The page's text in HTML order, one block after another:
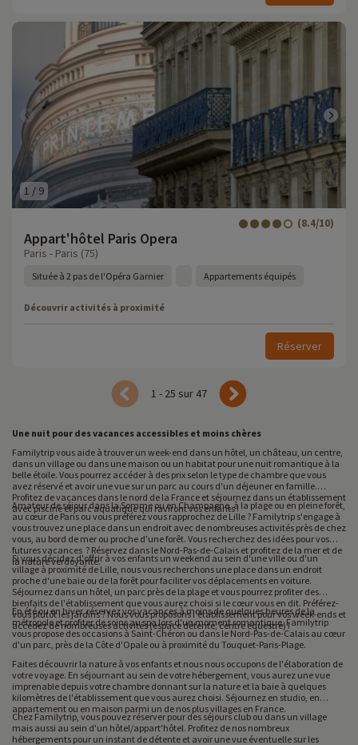
1 / 9
Appart'hôtel Paris Opera
(8.4/10)
Paris - Paris (75)
Située à 2 pas de l'Opéra Garnier Appartements équipés
Découvrir activités à proximité
Réserver
1 - 25 sur 47
Une nuit pour des vacances accessibles et moins chères
Familytrip vous aide à trouver un week-end dans un hôtel, un château, un centre,
dans un village ou dans une maison ou un habitat pour une nuit romantique à la
belle étoile. Vous pourrez accéder à des prix selon le type de chambre que vous
avez réservé et avoir une vue sur un parc au cours d'un déjeuner en famille.
Profitez de vacances dans le nord de la France et séjournez dans un établissement
avec piscine et parc aquatique qui raviront vos enfants !
Amateur de séjour dans la Somme ou en Champagne, à la plage ou en pleine forêt,
au cœur de Paris ou vous préférez vous rapprochez de Lille ? Familytrip s'engage à
vous trouvez une place dans un endroit avec de nombreuses activités près de chez
vous, au bord de mer ou proche d'une forêt. Vous recherchez des idées pour vos
futures vacances ? Réservez dans le Nord-Pas-de-Calais et profitez de la mer et de
la nature verdoyante.
Si vous décidez d'offrir à vos enfants un weekend au sein d'une ville ou d'un
village à proximité de Lille, nous vous recherchons une place dans un endroit
proche d'une baie ou de la forêt pour faciliter vos déplacements en voiture.
Séjournez dans un hôtel, un parc près de la plage et vous pourrez profiter des
bienfaits de l'établissement que vous aurez choisi si le cœur vous en dit. Préférez-
vous plutôt les jardins ? Nous vous proposons l'établissement pour vos week-ends et
accédez de nombreuses activités (espace détente, centre équestre) !
En été ou en hiver, réservez vos vacances à moins de quelques heures de la
métropole et profiter de soins au spa lors d'un moment romantique. Familytrip
vous propose des occasions à Saint-Chéron ou dans le Nord-Pas-de-Calais au cœur
d'un parc, près de la Côte d'Opale ou à proximité du Touquet-Paris-Plage.
Faites découvrir la nature à vos enfants et nous nous occupons de l'élaboration de
votre voyage. En séjournant au sein de votre hébergement, vous aurez une vue
imprenable depuis votre chambre donnant sur la nature et la baie à quelques
kilomètres de l'établissement que vous aurez choisi. Séjournez en studio, en
appartement ou en maison parmi un de nos plus villages en France.
Chez Familytrip, vous pouvez réserver pour des séjours club ou dans un village
mais aussi au sein d'un hôtel/appart'hôtel. Profitez de nos nombreux
hébergements pour un instant de détente et avoir une vue éventuelle sur les